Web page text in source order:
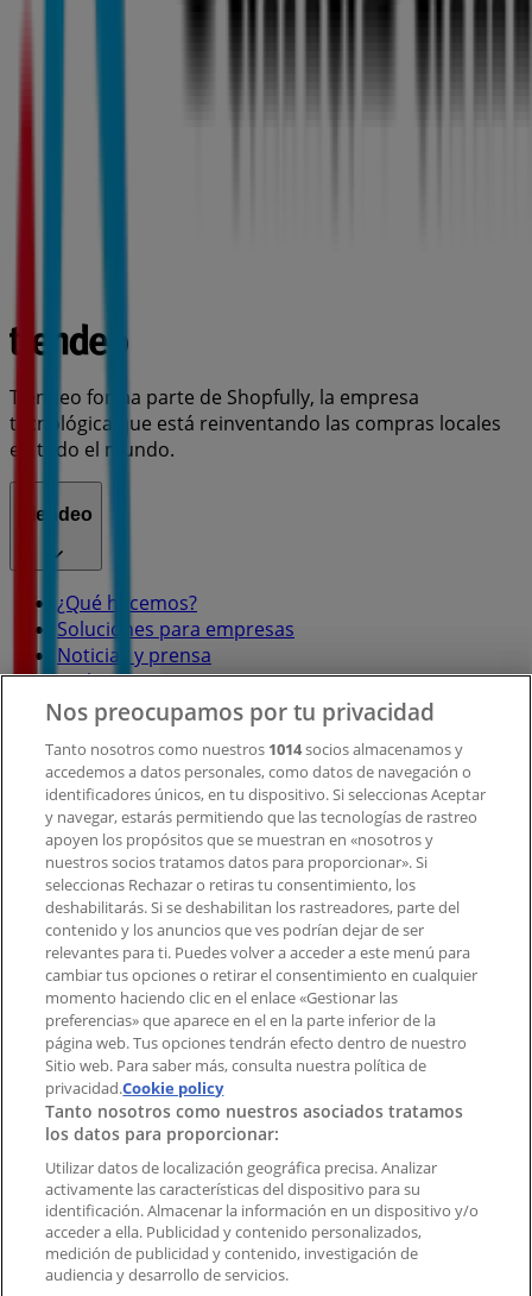
Tiendeo forma parte de Shopfully, la empresa
tecnológica que está reinventando las compras locales
en todo el mundo.
Tiendeo
¿Qué hacemos?
Soluciones para empresas
Noticias y prensa
Trabaja con nosotros
Contacto
Contacto comercial y de marketing
Tienda mal colocada en el mapa
Notificar un folleto
¿Encontraste un problema en la web o en la
aplicación?
Índices
Marcas
Negocios
Negocios cercanos
Productos
Ciudades
Descargar la APP Tiendeo
Nos preocupamos por tu privacidad
Tanto nosotros como nuestros 1014socios almacenamos y
accedemos a datos personales, como datos de navegación o
identificadores únicos, en tu dispositivo. Si seleccionas Aceptar
y navegar, estarás permitiendo que las tecnologías de rastreo
apoyen los propósitos que se muestran en «nosotros y
nuestros socios tratamos datos para proporcionar». Si
seleccionas Rechazar o retiras tu consentimiento, los
deshabilitarás. Si se deshabilitan los rastreadores, parte del
contenido y los anuncios que ves podrían dejar de ser
relevantes para ti. Puedes volver a acceder a este menú para
cambiar tus opciones o retirar el consentimiento en cualquier
momento haciendo clic en el enlace «Gestionar las
preferencias» que aparece en el en la parte inferior de la
página web. Tus opciones tendrán efecto dentro de nuestro
Sitio web. Para saber más, consulta nuestra política de
privacidad.Cookie policy
Tanto nosotros como nuestros asociados tratamos
los datos para proporcionar:
Utilizar datos de localización geográfica precisa. Analizar
activamente las características del dispositivo para su
identificación. Almacenar la información en un dispositivo y/o
acceder a ella. Publicidad y contenido personalizados,
medición de publicidad y contenido, investigación de
audiencia y desarrollo de servicios.